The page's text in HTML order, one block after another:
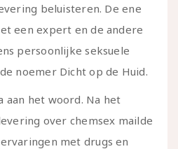
beluisteren. De ene
een expert en de andere
persoonlijke seksuele
noemer Dicht op de Huid.
aan het woord. Na het
over chemsex mailde
met drugs en